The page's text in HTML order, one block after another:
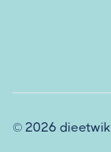
© 2026